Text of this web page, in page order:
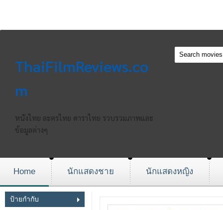
ThaiFilmReviews.co
m
หนังไทย ละครไทย ดาราไทย รวบรวมภาพและ
ข้อมูลต่างๆ
Home นักแสดงชาย นักแสดงหญิง
ป้ายกำกับ